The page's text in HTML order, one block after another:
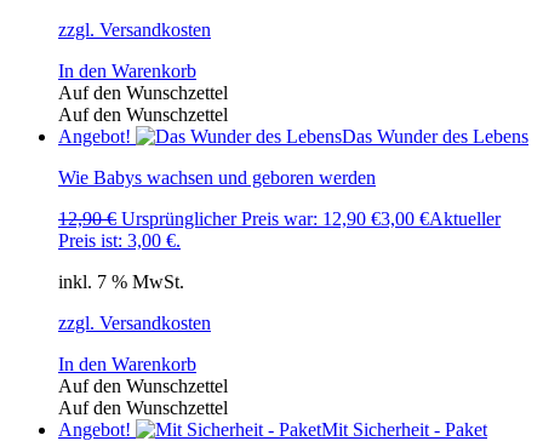
zzgl. Versandkosten
In den Warenkorb
Auf den Wunschzettel
Auf den Wunschzettel
Angebot!
Das Wunder des Lebens
Wie Babys wachsen und geboren werden
12,90€ Ursprünglicher Preis war: 12,90 €3,00 €Aktueller
Preis ist: 3,00 €.
inkl. 7 % MwSt.
zzgl. Versandkosten
In den Warenkorb
Auf den Wunschzettel
Auf den Wunschzettel
Angebot!
Mit Sicherheit - Paket